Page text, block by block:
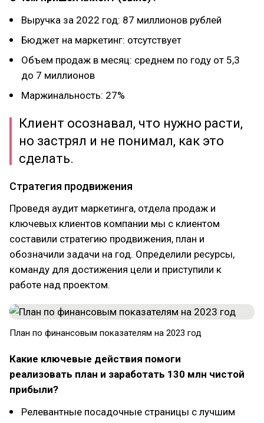
Выручка за 2022 год: 87 миллионов рублей
Бюджет на маркетинг: отсутствует
Объем продаж в месяц: среднем по году от 5,3
до 7 миллионов
Маржинальность: 27%
Клиент осознавал, что нужно расти,
но застрял и не понимал, как это
сделать.
Стратегия продвижения
Проведя аудит маркетинга, отдела продаж и
ключевых клиентов компании мы с клиентом
составили стратегию продвижения, план и
обозначили задачи на год. Определили ресурсы,
команду для достижения цели и приступили к
работе над проектом.
План по финансовым показателям на 2023 год
Какие ключевые действия помоги
реализовать план и заработать 130 млн чистой
прибыли?
Релевантные посадочные страницы с лучшим